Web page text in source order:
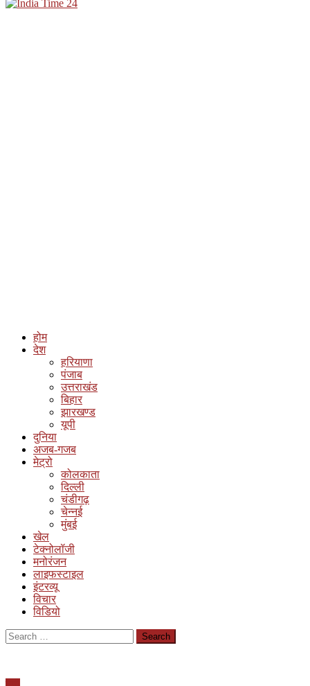
होम
देश
हरियाणा
पंजाब
उत्तराखंड
बिहार
झारखण्ड
यूपी
दुनिया
अजब-गजब
मेट्रो
कोलकाता
दिल्ली
चंडीगढ़
चेन्नई
मुंबई
खेल
टेक्नोलॉजी
मनोरंजन
लाइफस्टाइल
इंटरव्यू
विचार
विडियो
Search
for: